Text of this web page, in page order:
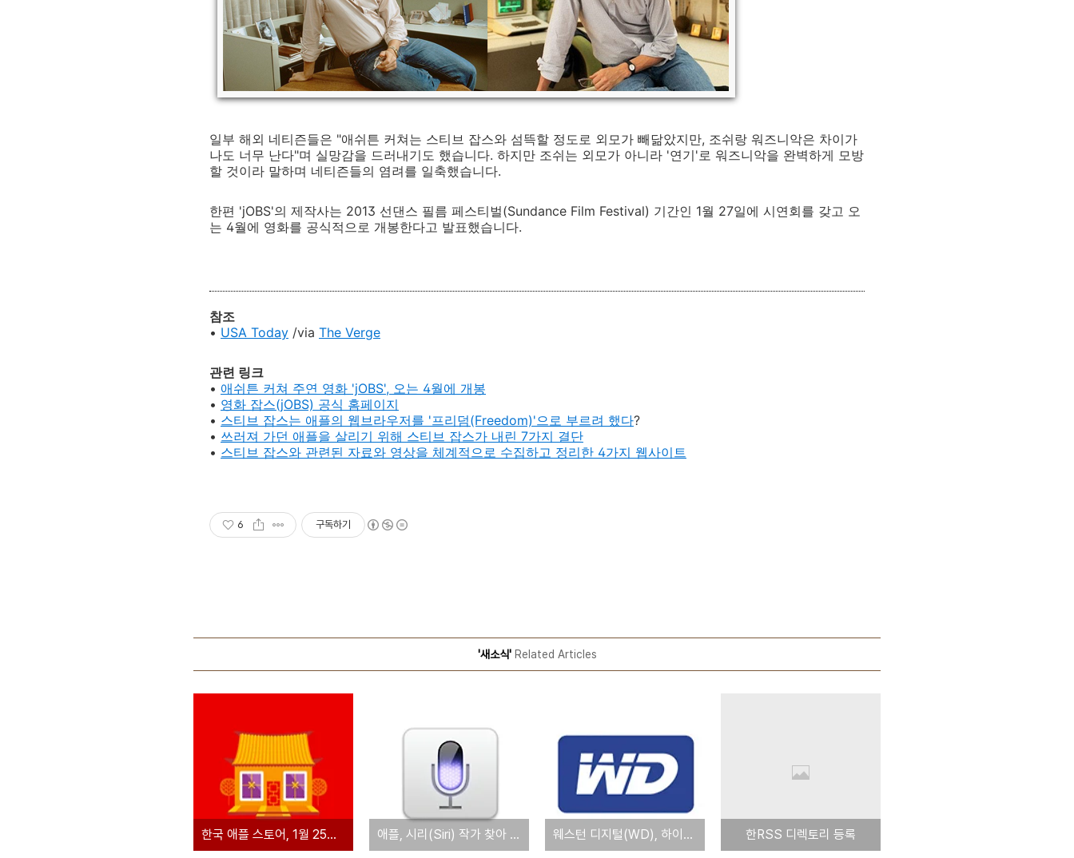
일부 해외 네티즌들은 "애쉬튼 커쳐는 스티브 잡스와 섬뜩할 정도로 외모가 빼닮았지만, 조쉬랑 워즈니악은 차이가
나도 너무 난다"며 실망감을 드러내기도 했습니다. 하지만 조쉬는 외모가 아니라 '연기'로 워즈니악을 완벽하게 모방
할 것이라 말하며 네티즌들의 염려를 일축했습니다.
한편 'jOBS'의 제작사는 2013 선댄스 필름 페스티벌(Sundance Film Festival) 기간인 1월 27일에 시연회를 갖고 오
는 4월에 영화를 공식적으로 개봉한다고 발표했습니다.
참조
• USA Today /via The Verge
관련 링크
• 애쉬튼 커쳐 주연 영화 'jOBS', 오는 4월에 개봉
• 영화 잡스(jOBS) 공식 홈페이지
• 스티브 잡스는 애플의 웹브라우저를 '프리덤(Freedom)'으로 부르려 했다?
• 쓰러져 가던 애플을 살리기 위해 스티브 잡스가 내린 7가지 결단
• 스티브 잡스와 관련된 자료와 영상을 체계적으로 수집하고 정리한 4가지 웹사이트
6 구독하기
'새소식'Related Articles
한국 애플 스토어, 1월 25일 '빨간 금요일' 할인 이벤트 실시 애플, 시리(Siri) 작가 찾아 나섰다! 웨스턴 디지털(WD), 하이브리드 드라이브 'SSHD' 시리즈 발표 한RSS 디렉토리 등록